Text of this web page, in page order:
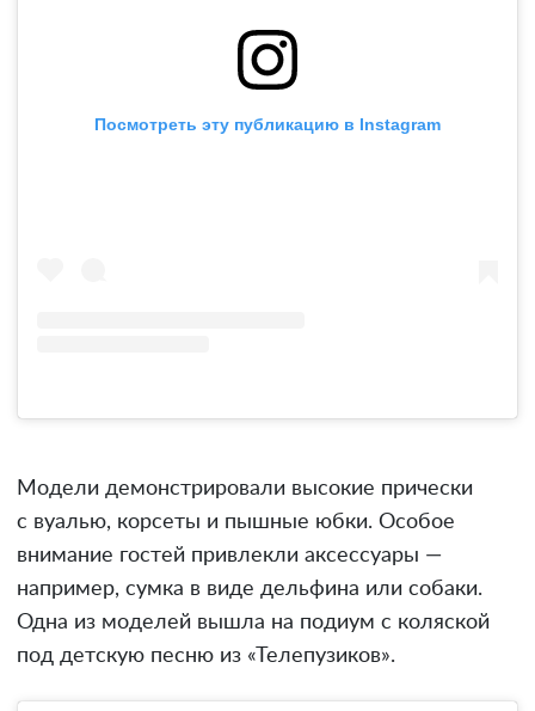
Посмотреть эту публикацию в Instagram
Модели демонстрировали высокие прически
с вуалью, корсеты и пышные юбки. Особое
внимание гостей привлекли аксессуары —
например, сумка в виде дельфина или собаки.
Одна из моделей вышла на подиум с коляской
под детскую песню из «Телепузиков».